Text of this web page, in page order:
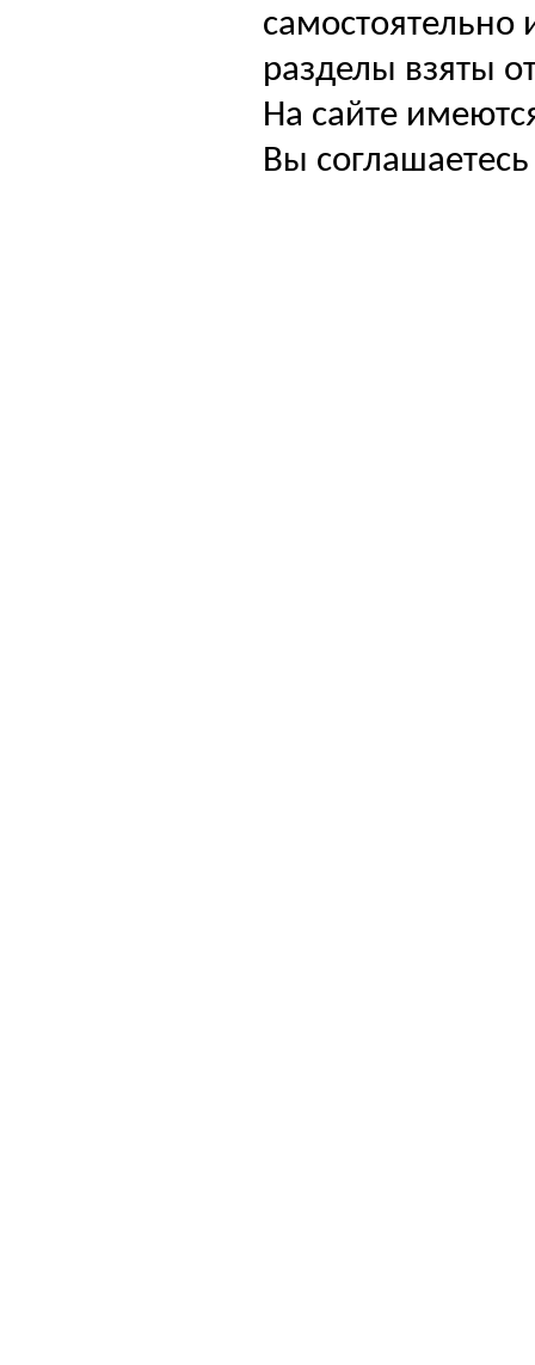
самостоятельно
разделы взяты
На сайте
Вы